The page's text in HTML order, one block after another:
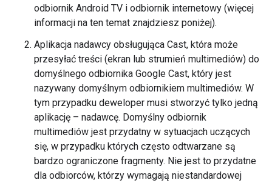
odbiornik Android TV i odbiornik internetowy (więcej
informacji na ten temat znajdziesz poniżej).
Aplikacja nadawcy obsługująca Cast, która może
przesyłać treści (ekran lub strumień multimediów) do
domyślnego odbiornika Google Cast, który jest
nazywany domyślnym odbiornikiem multimediów. W
tym przypadku deweloper musi stworzyć tylko jedną
aplikację – nadawcę. Domyślny odbiornik
multimediów jest przydatny w sytuacjach uczących
się, w przypadku których często odtwarzane są
bardzo ograniczone fragmenty. Nie jest to przydatne
dla odbiorców, którzy wymagają niestandardowej